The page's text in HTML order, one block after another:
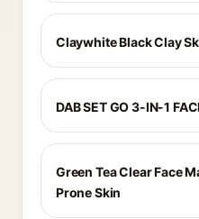
Claywhite Black Clay
DAB SET GO 3-IN-1
Green Tea Clear Face
Prone Skin